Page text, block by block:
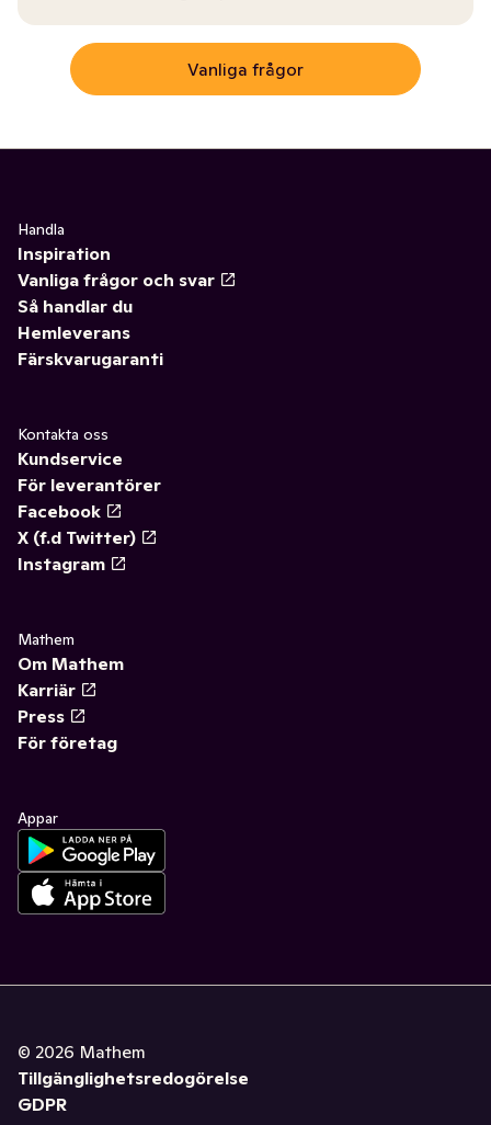
Vanliga frågor
Handla
Inspiration
Vanliga frågor och svar
Så handlar du
Hemleverans
Färskvarugaranti
Kontakta oss
Kundservice
För leverantörer
Facebook
X (f.d Twitter)
Instagram
Mathem
Om Mathem
Karriär
Press
För företag
Appar
© 2026 Mathem
Tillgänglighetsredogörelse
GDPR